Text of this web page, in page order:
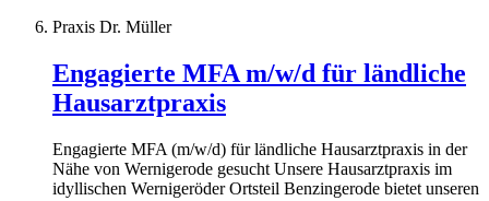
Praxis Dr. Müller
Engagierte MFA m/w/d für ländliche
Hausarztpraxis
Engagierte MFA (m/w/d) für ländliche Hausarztpraxis in der
Nähe von Wernigerode gesucht Unsere Hausarztpraxis im
idyllischen Wernigeröder Ortsteil Benzingerode bietet unseren